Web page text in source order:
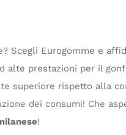
Scegli Eurogomme e
alte prestazioni per il
superiore rispetto alla
dei consumi! Che
!